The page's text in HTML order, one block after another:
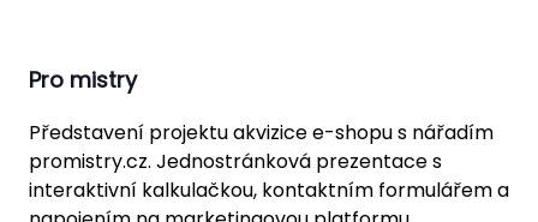
Pro mistry
Představení projektu akvizice e-shopu s nářadím
promistry.cz. Jednostránková prezentace s
interaktivní kalkulačkou, kontaktním formulářem a